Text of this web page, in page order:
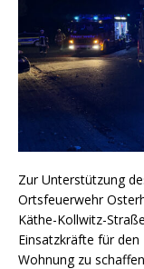
Zur Unterstützung
Ortsfeuerwehr
Käthe-Kollwitz-
Einsatzkräfte für
Wohnung zu